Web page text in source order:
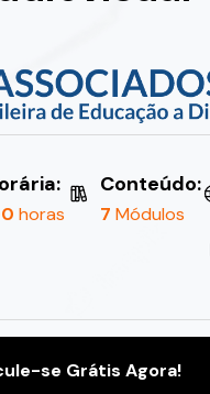
horas
Conteúdo:
7 Módulos
se Grátis Agora!